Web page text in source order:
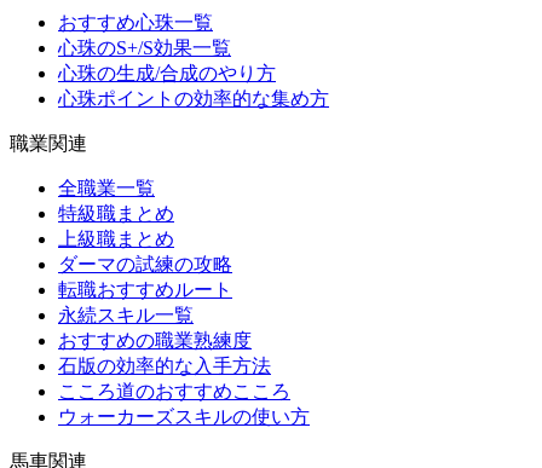
おすすめ心珠一覧
心珠のS+/S効果一覧
心珠の生成/合成のやり方
心珠ポイントの効率的な集め方
職業関連
全職業一覧
特級職まとめ
上級職まとめ
ダーマの試練の攻略
転職おすすめルート
永続スキル一覧
おすすめの職業熟練度
石版の効率的な入手方法
こころ道のおすすめこころ
ウォーカーズスキルの使い方
馬車関連